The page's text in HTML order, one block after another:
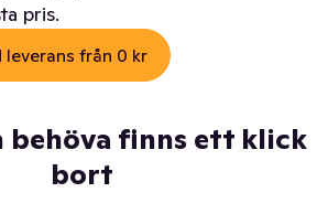
pris.
leverans från 0 kr
behöva finns ett klick
bort